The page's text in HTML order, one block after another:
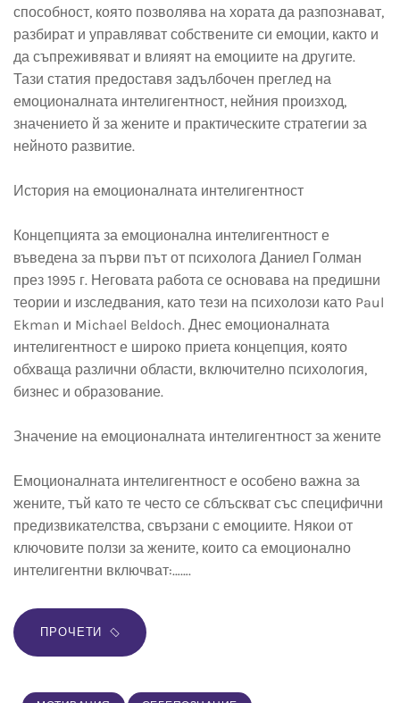
способност, която позволява на хората да разпознават,
разбират и управляват собствените си емоции, както и
да съпреживяват и влияят на емоциите на другите.
Тази статия предоставя задълбочен преглед на
емоционалната интелигентност, нейния произход,
значението й за жените и практическите стратегии за
нейното развитие.
История на емоционалната интелигентност
Концепцията за емоционална интелигентност е
въведена за първи път от психолога Даниел Голман
през 1995 г. Неговата работа се основава на предишни
теории и изследвания, като тези на психолози като Paul
Ekman и Michael Beldoch. Днес емоционалната
интелигентност е широко приета концепция, която
обхваща различни области, включително психология,
бизнес и образование.
Значение на емоционалната интелигентност за жените
Емоционалната интелигентност е особено важна за
жените, тъй като те често се сблъскват със специфични
предизвикателства, свързани с емоциите. Някои от
ключовите ползи за жените, които са емоционално
интелигентни включват:…….
ПРОЧЕТИ